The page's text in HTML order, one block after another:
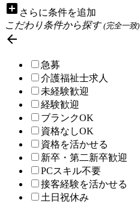
add_box さらに条件を追加
こだわり条件から探す(完全一致)

急募
介護福祉士求人
未経験歓迎
経験歓迎
ブランクOK
資格なしOK
資格を活かせる
新卒・第二新卒歓迎
PCスキル不要
接客経験を活かせる
土日祝休み